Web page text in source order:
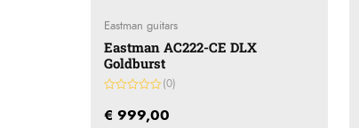
Eastman guitars
Eastman AC222-CE DLX
Goldburst
0
uit
(0)
€ 999,00